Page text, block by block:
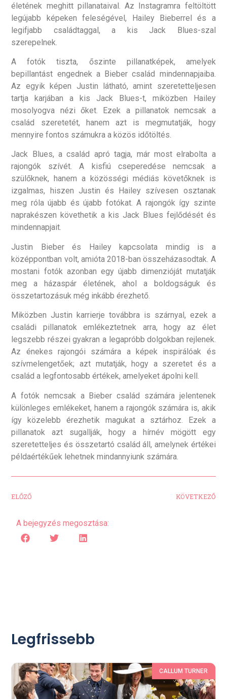
életének meghitt pillanataival. Az Instagramra feltöltött
legújabb képeken feleségével, Hailey Bieberrel és a
legifjabb családtaggal, a kis Jack Blues-szal
szerepelnek.
A fotók tiszta, őszinte pillanatképek, amelyek
bepillantást engednek a Bieber család mindennapjaiba.
Az egyik képen Justin látható, amint szeretetteljesen
tartja karjában a kis Jack Blues-t, miközben Hailey
mosolyogva nézi őket. Ezek a pillanatok nemcsak a
család szeretetét, hanem azt is megmutatják, hogy
mennyire fontos számukra a közös időtöltés.
Jack Blues, a család apró tagja, már most elrabolta a
rajongók szívét. A kisfiú cseperedése nemcsak a
szülőknek, hanem a közösségi médiás követőknek is
izgalmas, hiszen Justin és Hailey szívesen osztanak
meg róla újabb és újabb fotókat. A rajongók így szinte
naprakészen követhetik a kis Jack Blues fejlődését és
mindennapjait.
Justin Bieber és Hailey kapcsolata mindig is a
középpontban volt, amióta 2018-ban összeházasodtak. A
mostani fotók azonban egy újabb dimenzióját mutatják
meg a házaspár életének, ahol a boldogságuk és
összetartozásuk még inkább érezhető.
Miközben Justin karrierje továbbra is szárnyal, ezek a
családi pillanatok emlékeztetnek arra, hogy az élet
legszebb részei gyakran a legapróbb dolgokban rejlenek.
Az énekes rajongói számára a képek inspirálóak és
szívmelengetőek; azt mutatják, hogy a szeretet és a
család a legfontosabb értékek, amelyeket ápolni kell.
A fotók nemcsak a Bieber család számára jelentenek
különleges emlékeket, hanem a rajongók számára is, akik
így közelebb érezhetik magukat a sztárhoz. Ezek a
pillanatok azt sugallják, hogy a hírnév mögött egy
szeretetteljes és összetartó család áll, amelynek értékei
példaértékűek lehetnek mindannyiunk számára.
ELŐZŐ KÖVETKEZŐ
A bejegyzés megosztása:
Legfrissebb
CALLUM TURNER